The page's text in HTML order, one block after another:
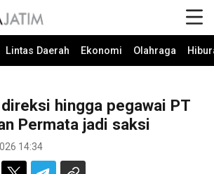
Lintas Daerah Ekonomi Olahraga
hingga pegawai PT
Permata jadi saksi
14:34